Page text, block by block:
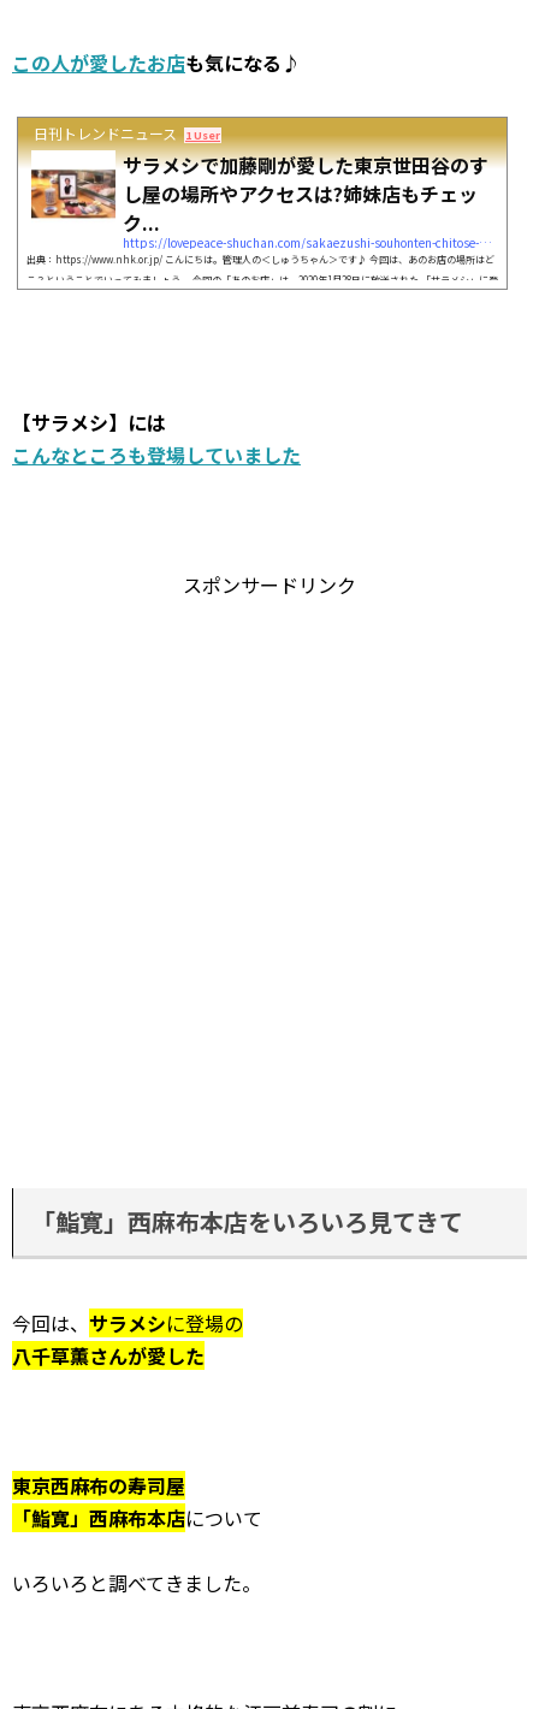
この人が愛したお店も気になる♪
日刊トレンドニュース 1 User
サラメシで加藤剛が愛した東京世田谷のす
し屋の場所やアクセスは?姉妹店もチェッ
ク...
https://lovepeace-shuchan.com/sakaezushi-souhonten-chitose-karasuyama-11369
出典：https://www.nhk.or.jp/ こんにちは。管理人の＜しゅうちゃん＞です♪ 今回は、あのお店の場所はど
こ？ということでいってみましょう。 今回の「あのお店」は、2020年1月28日に放送された 「サラメシ」に登
【サラメシ】には
こんなところも登場していました
スポンサードリンク
「鮨寛」西麻布本店をいろいろ見てきて
今回は、 サラメシに登場の
八千草薫さんが愛した
東京西麻布の寿司屋
「鮨寛」西麻布本店について
いろいろと調べてきました。